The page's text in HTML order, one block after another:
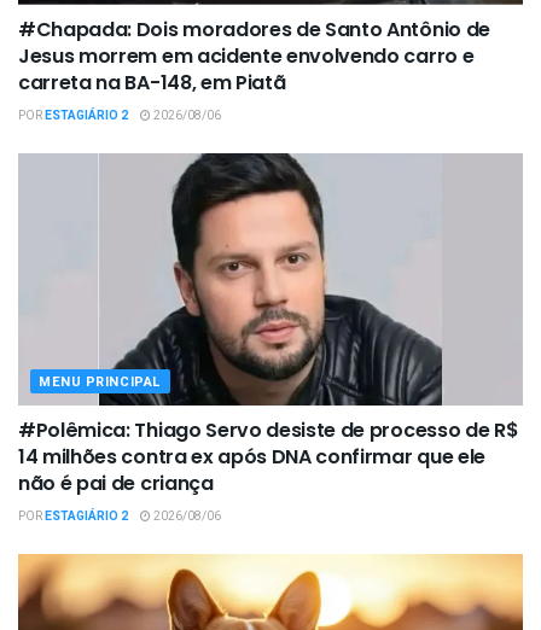
#Chapada: Dois moradores de Santo Antônio de
Jesus morrem em acidente envolvendo carro e
carreta na BA-148, em Piatã
PORESTAGIÁRIO 2 2026/08/06
MENU PRINCIPAL
#Polêmica: Thiago Servo desiste de processo de R$
14 milhões contra ex após DNA confirmar que ele
não é pai de criança
PORESTAGIÁRIO 2 2026/08/06